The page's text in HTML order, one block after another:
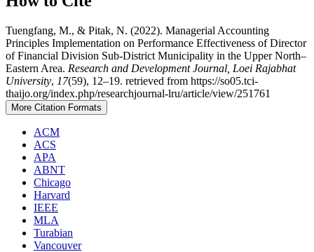
Tuengfang, M., & Pitak, N. (2022). Managerial Accounting
Principles Implementation on Performance Effectiveness of Director
of Financial Division Sub-District Municipality in the Upper North–
Eastern Area. Research and Development Journal, Loei Rajabhat
University, 17(59), 12–19. retrieved from https://so05.tci-
thaijo.org/index.php/researchjournal-lru/article/view/251761
More Citation Formats
ACM
ACS
APA
ABNT
Chicago
Harvard
IEEE
MLA
Turabian
Vancouver